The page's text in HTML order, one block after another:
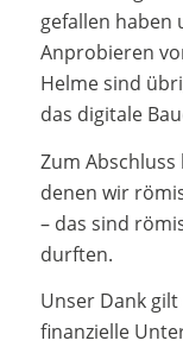
gefallen haben
Anprobieren
Helme sind
das digitale
Zum
denen wir
– das sind
durften.
Unser Dank
finanzielle